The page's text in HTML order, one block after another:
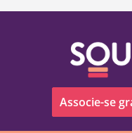
Pular
Associe-se